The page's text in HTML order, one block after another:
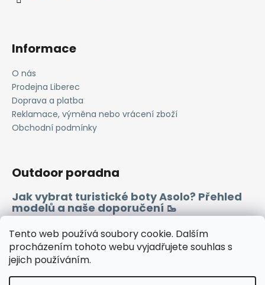
Tento web používá soubory cookie. Dalším
procházením tohoto webu vyjadřujete souhlas s
jejich používáním.
Informace
O nás
Prodejna Liberec
Doprava a platba
Reklamace, výměna nebo vrácení zboží
Obchodní podmínky
Outdoor poradna
Jak vybrat turistické boty Asolo? Přehled
modelů a naše doporučení 🥾